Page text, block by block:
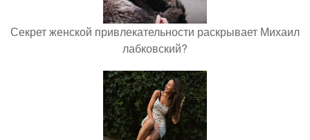
Секрет женской привлекательности раскрывает Михаил
лабковский?